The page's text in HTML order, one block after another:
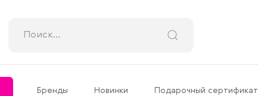
Бренды Новинки Подарочный сертификат